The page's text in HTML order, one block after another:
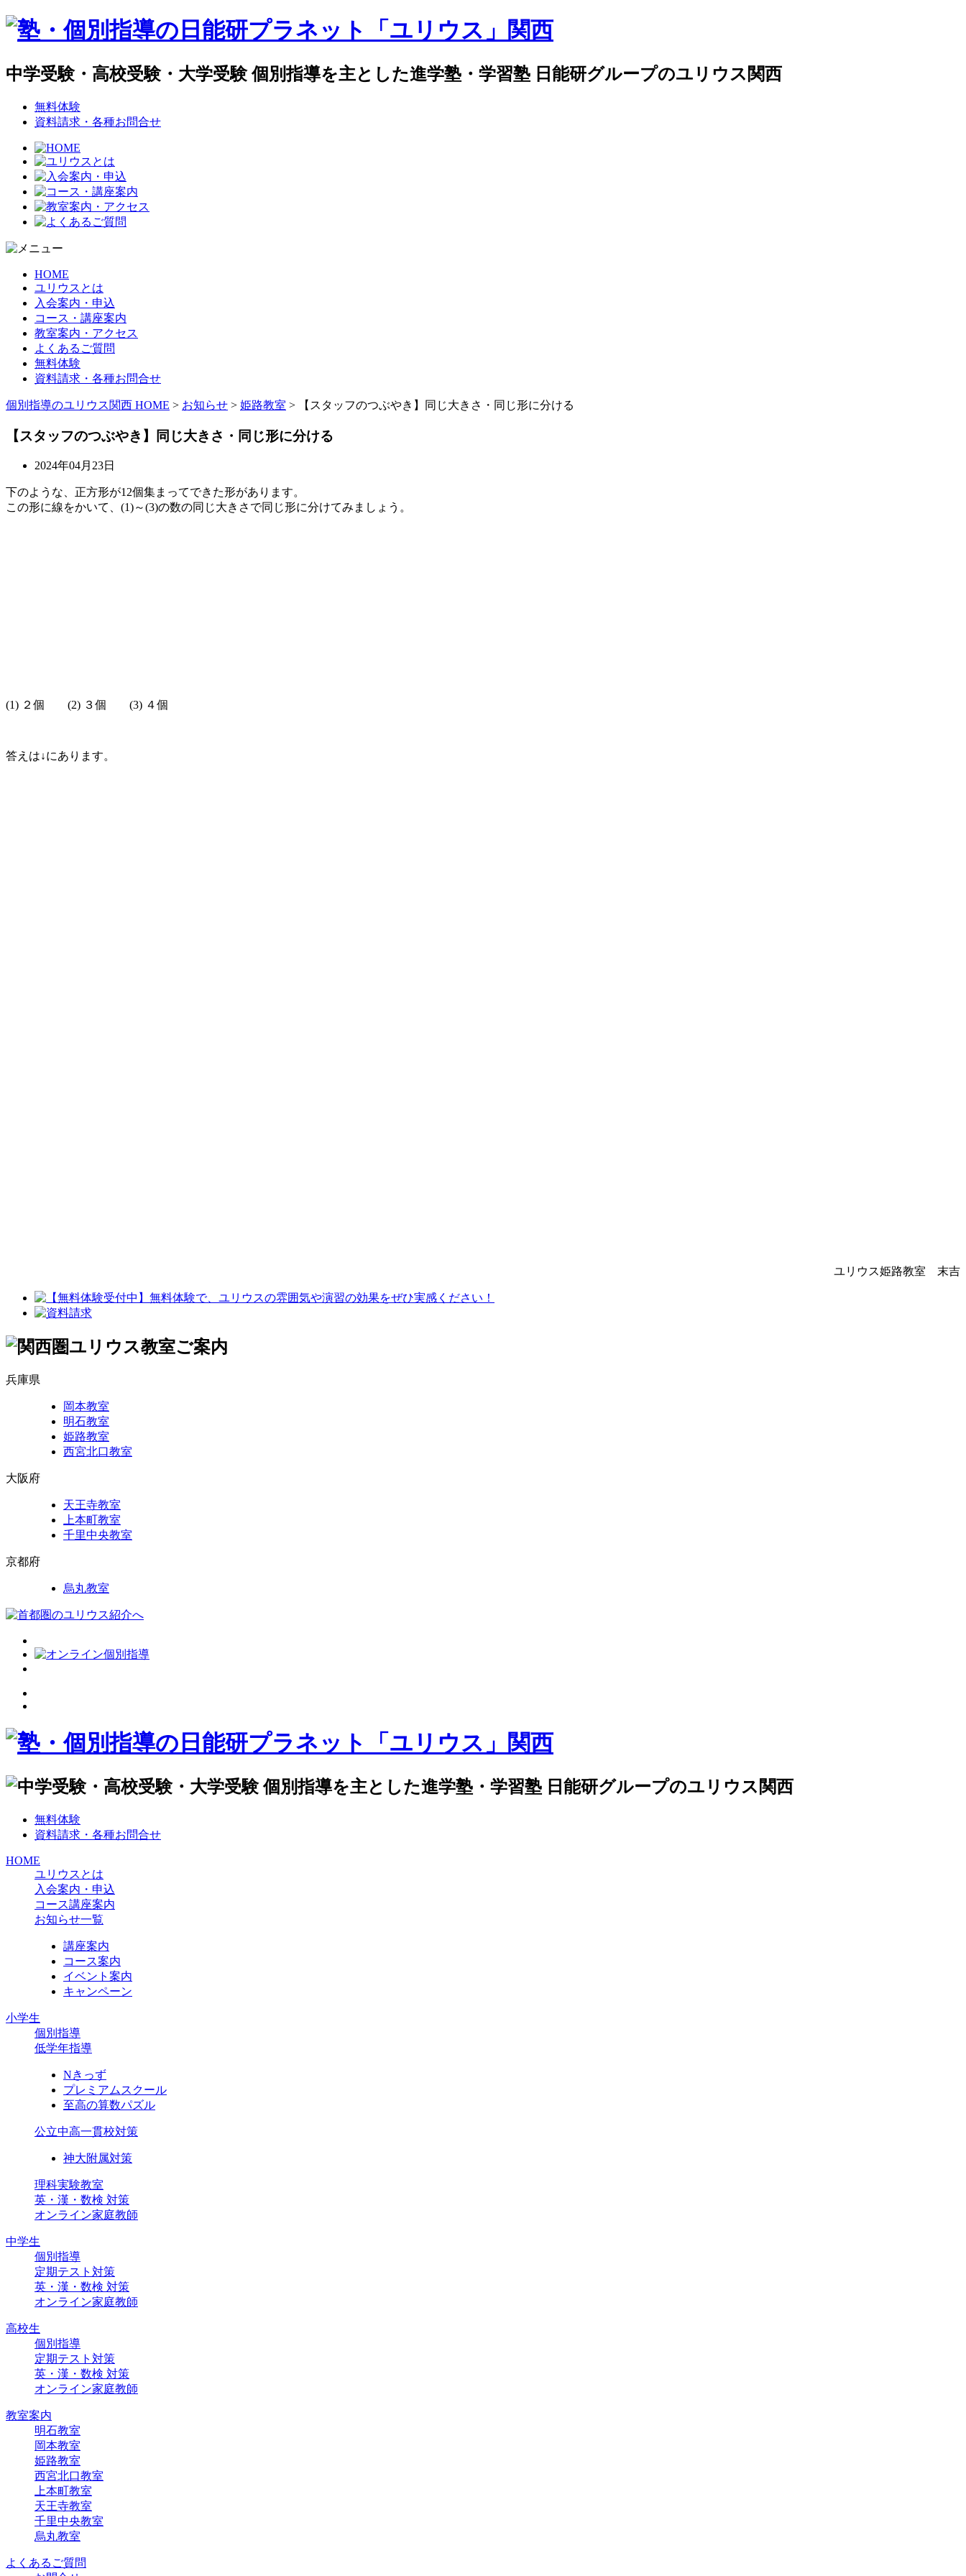
中学受験・高校受験・大学受験 個別指導を主とした進学塾・学習塾 日能研グループのユリウス関西
無料体験
資料請求・各種お問合せ
HOME
ユリウスとは
入会案内・申込
コース・講座案内
教室案内・アクセス
よくあるご質問
無料体験
資料請求・各種お問合せ
個別指導のユリウス関西 HOME > お知らせ > 姫路教室 > 【スタッフのつぶやき】同じ大きさ・同じ形に分ける
【スタッフのつぶやき】同じ大きさ・同じ形に分ける
2024年04月23日
下のような、正方形が12個集まってできた形があります。
この形に線をかいて、(1)～(3)の数の同じ大きさで同じ形に分けてみましょう。
(1) ２個 (2) ３個 (3) ４個
答えは↓にあります。
ユリウス姫路教室 末吉
兵庫県
岡本教室
明石教室
姫路教室
西宮北口教室
大阪府
天王寺教室
上本町教室
千里中央教室
京都府
烏丸教室
無料体験
資料請求・各種お問合せ
HOME
ユリウスとは
入会案内・申込
コース講座案内
お知らせ一覧
講座案内
コース案内
イベント案内
キャンペーン
小学生
個別指導
低学年指導
Nきっず
プレミアムスクール
至高の算数パズル
公立中高一貫校対策
神大附属対策
理科実験教室
英・漢・数検 対策
オンライン家庭教師
中学生
個別指導
定期テスト対策
英・漢・数検 対策
オンライン家庭教師
高校生
個別指導
定期テスト対策
英・漢・数検 対策
オンライン家庭教師
教室案内
明石教室
岡本教室
姫路教室
西宮北口教室
上本町教室
天王寺教室
千里中央教室
烏丸教室
よくあるご質問